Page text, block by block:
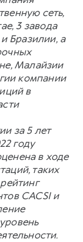
сеть,
3 завода
Бразилии, а
Малайзии
компании
в
за 5 лет
году
в ходе
таких
CACSI и